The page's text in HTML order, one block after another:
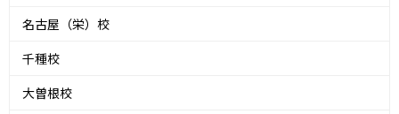
名古屋（栄）校
千種校
大曽根校